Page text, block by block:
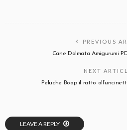
PREVIOUS
Cane Dalmata Amigurumi
NEXT
Peluche Boop il ratto
LEAVE A REPLY